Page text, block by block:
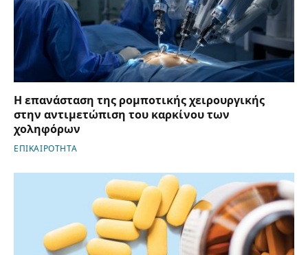
Η επανάσταση της ρομποτικής χειρουργικής
στην αντιμετώπιση του καρκίνου των
χοληφόρων
ΕΠΙΚΑΙΡΟΤΗΤΑ